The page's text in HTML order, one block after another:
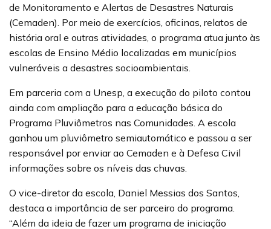
de Monitoramento e Alertas de Desastres Naturais
(Cemaden). Por meio de exercícios, oficinas, relatos de
história oral e outras atividades, o programa atua junto às
escolas de Ensino Médio localizadas em municípios
vulneráveis a desastres socioambientais.
Em parceria com a Unesp, a execução do piloto contou
ainda com ampliação para a educação básica do
Programa Pluviômetros nas Comunidades. A escola
ganhou um pluviômetro semiautomático e passou a ser
responsável por enviar ao Cemaden e à Defesa Civil
informações sobre os níveis das chuvas.
O vice-diretor da escola, Daniel Messias dos Santos,
destaca a importância de ser parceiro do programa.
“Além da ideia de fazer um programa de iniciação